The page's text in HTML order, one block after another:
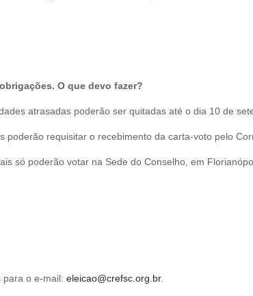
O que devo fazer?
atrasadas poderão ser quitadas até o dia 10 de
requisitar o recebimento da carta-voto pelo
só poderão votar na Sede do Conselho, em
para o e-mail: eleicao@crefsc.org.br.